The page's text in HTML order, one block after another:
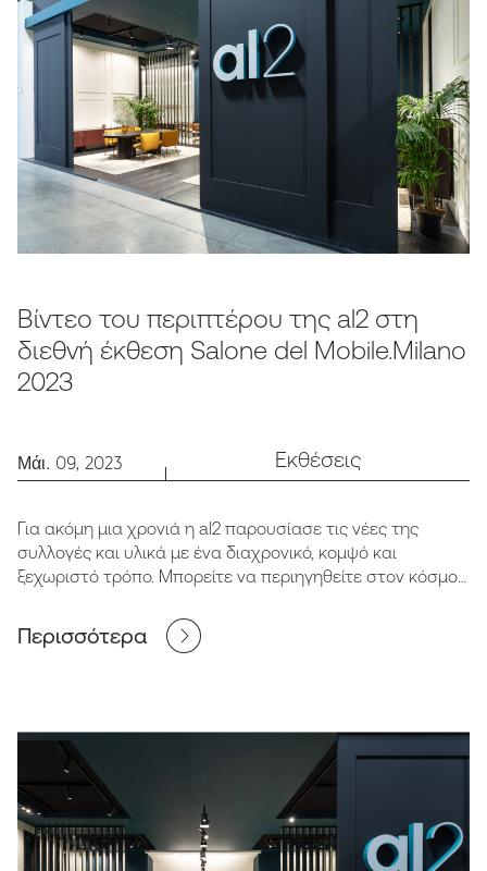
Βίντεο του περιπτέρου της al2 στη
διεθνή έκθεση Salone del Mobile.Milano
2023
Μάι. 09, 2023 Εκθέσεις
Για ακόμη μια χρονιά η al2 παρουσίασε τις νέες της
συλλογές και υλικά με ένα διαχρονικό, κομψό και
ξεχωριστό τρόπο. Μπορείτε να περιηγηθείτε στον κόσμο
Περισσότερα